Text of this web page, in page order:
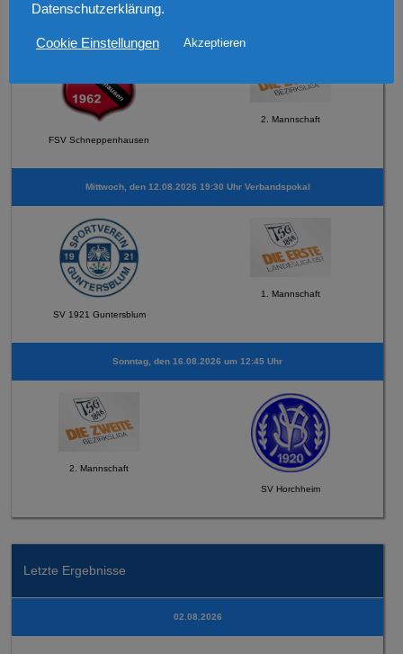
Sonntag, den 069.08.2026 um 12:30 Uhr Testspiel
FSV Schneppenhausen
2. Mannschaft
Mittwoch, den 12.08.2026 19:30 Uhr Verbandspokal
SV 1921 Guntersblum
1. Mannschaft
Sonntag, den 16.08.2026 um 12:45 Uhr
2. Mannschaft
SV Horchheim
Letzte Ergebnisse
02.08.2026
Datenschutzerklärung.
Cookie Einstellungen Akzeptieren